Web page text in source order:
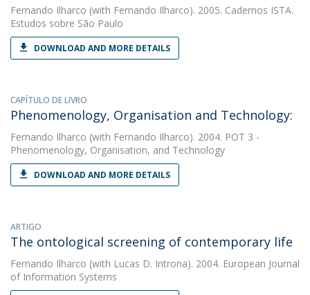
Fernando Ilharco (with Fernando Ilharco). 2005. Cadernos ISTA.
Estudos sobre São Paulo
DOWNLOAD AND MORE DETAILS
CAPÍTULO DE LIVRO
Phenomenology, Organisation and Technology:
Fernando Ilharco (with Fernando Ilharco). 2004. POT 3 -
Phenomenology, Organisation, and Technology
DOWNLOAD AND MORE DETAILS
ARTIGO
The ontological screening of contemporary life
Fernando Ilharco (with Lucas D. Introna). 2004. European Journal
of Information Systems